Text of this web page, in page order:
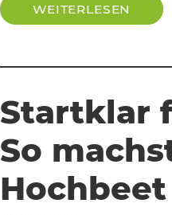
WEITERLESEN
Startklar
So